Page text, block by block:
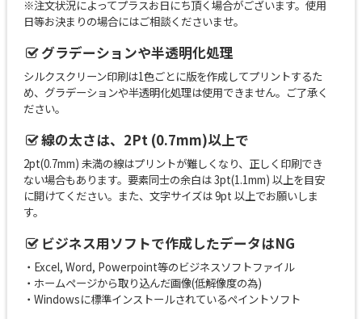
※注文状況によってプラスお日にち頂く場合がございます。使用
日等お決まりの場合にはご相談くださいませ。
グラデーションや半透明化処理
シルクスクリーン印刷は1色ごとに版を作成してプリントするた
め、グラデーションや半透明化処理は使用できません。ご了承く
ださい。
線の太さは、2Pt (0.7mm)以上で
2pt(0.7mm) 未満の線はプリントが難しくなり、正しく印刷でき
ない場合もあります。要素同士の余白は 3pt(1.1mm) 以上を目安
に開けてください。また、文字サイズは 9pt 以上でお願いしま
す。
ビジネス用ソフトで作成したデータはNG
・Excel, Word, Powerpoint等のビジネスソフトファイル
・ホームページから取り込んだ画像(低解像度の為)
・Windowsに標準インストールされているペイントソフト